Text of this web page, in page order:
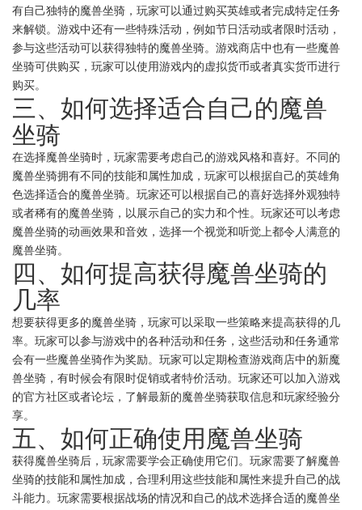
有自己独特的魔兽坐骑，玩家可以通过购买英雄或者完成特定任务
来解锁。游戏中还有一些特殊活动，例如节日活动或者限时活动，
参与这些活动可以获得独特的魔兽坐骑。游戏商店中也有一些魔兽
坐骑可供购买，玩家可以使用游戏内的虚拟货币或者真实货币进行
购买。
三、如何选择适合自己的魔兽
坐骑
在选择魔兽坐骑时，玩家需要考虑自己的游戏风格和喜好。不同的
魔兽坐骑拥有不同的技能和属性加成，玩家可以根据自己的英雄角
色选择适合的魔兽坐骑。玩家还可以根据自己的喜好选择外观独特
或者稀有的魔兽坐骑，以展示自己的实力和个性。玩家还可以考虑
魔兽坐骑的动画效果和音效，选择一个视觉和听觉上都令人满意的
魔兽坐骑。
四、如何提高获得魔兽坐骑的
几率
想要获得更多的魔兽坐骑，玩家可以采取一些策略来提高获得的几
率。玩家可以参与游戏中的各种活动和任务，这些活动和任务通常
会有一些魔兽坐骑作为奖励。玩家可以定期检查游戏商店中的新魔
兽坐骑，有时候会有限时促销或者特价活动。玩家还可以加入游戏
的官方社区或者论坛，了解最新的魔兽坐骑获取信息和玩家经验分
享。
五、如何正确使用魔兽坐骑
获得魔兽坐骑后，玩家需要学会正确使用它们。玩家需要了解魔兽
坐骑的技能和属性加成，合理利用这些技能和属性来提升自己的战
斗能力。玩家需要根据战场的情况和自己的战术选择合适的魔兽坐